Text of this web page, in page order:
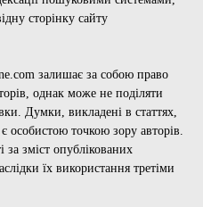
сторінку сайту
залишає за собою право
однак може не поділяти
Думки, викладені в статтях,
особистою точкою зору авторів.
за зміст опублікованих
їх використання третіми